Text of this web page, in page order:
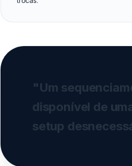
"Um
disponível de
setup